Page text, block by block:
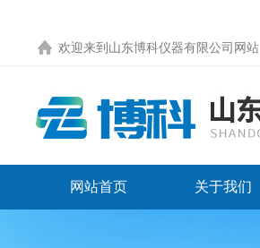
欢迎来到 山东博科仪器有限公司网站
网站首页 关于我们